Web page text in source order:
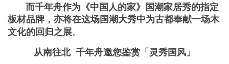
而千年舟作为《中国人的家》国潮家居秀的指定
板材品牌，亦将在这场国潮大秀中为古都奉献一场木
文化的回归之展。
从南往北 千年舟邀您鉴赏「灵秀国风」